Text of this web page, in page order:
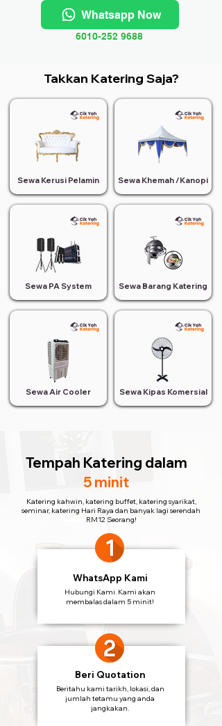
Whatsapp Now
6010-252 9688
Takkan Katering Saja?
Sewa Kerusi Pelamin
Sewa PA System
Sewa Air Cooler
Sewa Khemah /Kanopi
Sewa Barang Katering
Sewa Kipas Komersial
Tempah Katering dalam
5 minit
Katering kahwin, katering buffet, katering syarikat,
seminar, katering Hari Raya dan banyak lagi serendah
RM12 Seorang!
WhatsApp Kami
Hubungi Kami. Kami akan
membalas dalam 5 minit!
Beri Quotation
Beritahu kami tarikh, lokasi, dan
jumlah tetamu yang anda
jangkakan.